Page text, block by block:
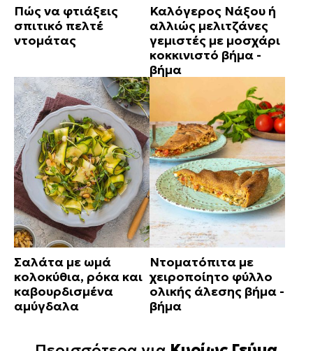
Πώς να φτιάξεις
σπιτικό πελτέ
ντομάτας
Καλόγερος Νάξου ή
αλλιώς μελιτζάνες
γεμιστές με μοσχάρι
κοκκινιστό βήμα -
βήμα
Σαλάτα με ωμά
κολοκύθια, ρόκα και
καβουρδισμένα
αμύγδαλα
Ντοματόπιτα με
χειροποίητο φύλλο
ολικής άλεσης βήμα -
βήμα